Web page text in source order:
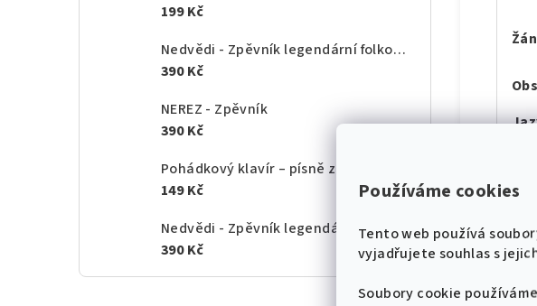
Používáme cookies
Tento web používá
vyjadřujete souhlas s
Soubory cookie
199 Kč
Nedvědi - Zpěvník legendární folkové rodiny - 1.díl
390 Kč
NEREZ - Zpěvník
390 Kč
149 Kč
Nedvědi - Zpěvník legendární folkové rodiny - 2.díl
390 Kč
Nové